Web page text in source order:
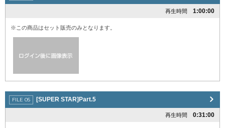
再生時間 1:00:00
※この商品はセット販売のみとなります。
[SUPER STAR]Part.5
再生時間 0:31:00